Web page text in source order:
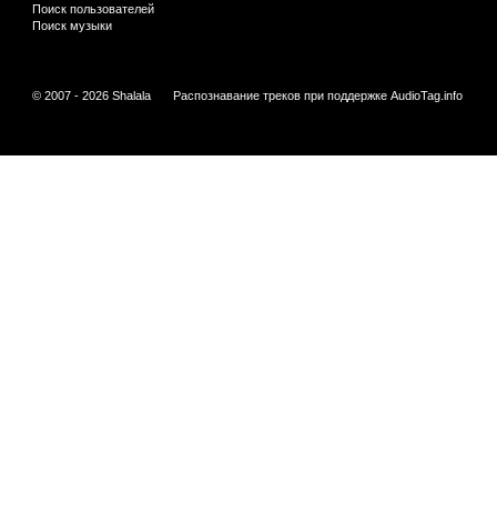
Поиск пользователей
Поиск музыки
© 2007 - 2026 Shalala Распознавание треков при поддержке AudioTag.info